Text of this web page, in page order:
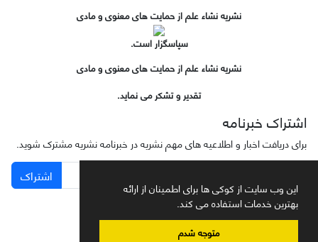
این وب سایت از کوکی ها برای اطمینان از ارائه
بهترین خدمات استفاده می کند.
متوجه شدم
نشریه نشاء علم از حمایت های معنوی و مادی
سپاسگزار است.
نشریه نشاء علم از حمایت های معنوی و مادی
تقدیر و تشکر می نماید.
اشتراک خبرنامه
برای دریافت اخبار و اطلاعیه های مهم نشریه در خبرنامه نشریه مشترک شوید.
اشتراک